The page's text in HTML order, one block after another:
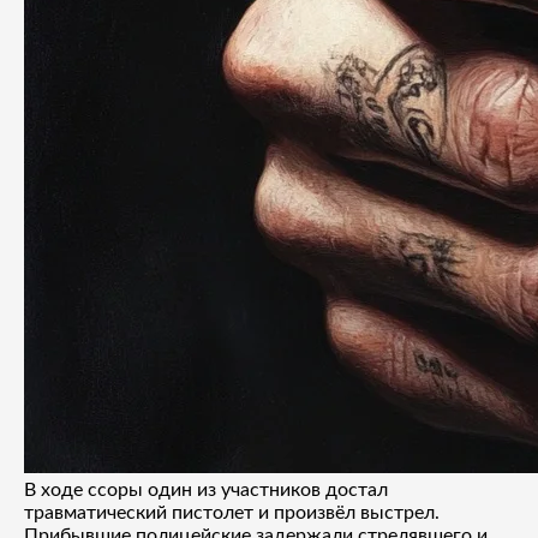
В ходе ссоры один из участников достал
травматический пистолет и произвёл выстрел.